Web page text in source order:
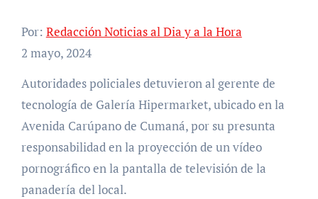
Por: Redacción Noticias al Dia y a la Hora
2 mayo, 2024
Autoridades policiales detuvieron al gerente de
tecnología de Galería Hipermarket, ubicado en la
Avenida Carúpano de Cumaná, por su presunta
responsabilidad en la proyección de un vídeo
pornográfico en la pantalla de televisión de la
panadería del local.